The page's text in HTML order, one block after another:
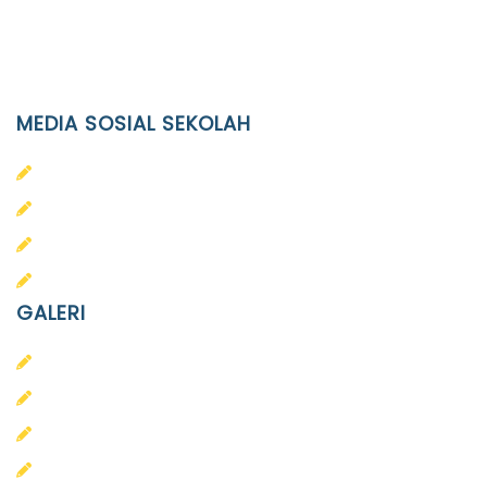
MEDIA SOSIAL SEKOLAH
GALERI